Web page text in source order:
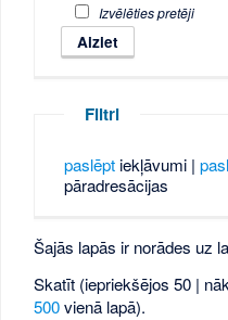
Izvēlēties pretēji
Filtri
paslēptiekļāvumi |
pāradresācijas
Šajās lapās ir norādes uz
Skatīt (iepriekšējos 50 |
500vienā lapā).